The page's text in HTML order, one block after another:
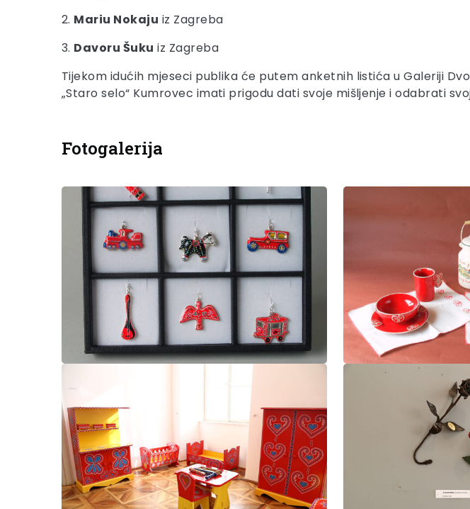
2. Mariu Nokaju iz Zagreba
3. Davoru Šuku iz Zagreba
Tijekom idućih mjeseci publika će putem anketnih listića u Galeriji
„Staro selo“ Kumrovec imati prigodu dati svoje mišljenje i odabrati
Fotogalerija